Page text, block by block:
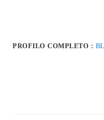
PROFILO COMPLETO :